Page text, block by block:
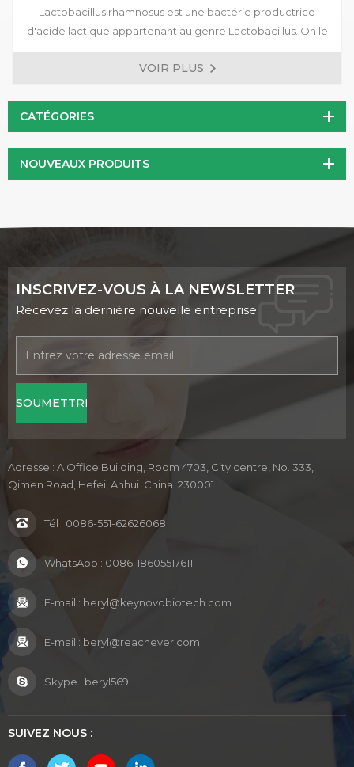
Lactobacillus rhamnosus est une bactérie productrice
d'acide lactique appartenant au genre Lactobacillus. On le
trouve naturellement dans le tractus gastro-intestinal humain
et fait partie du microbiote intestinal normal. L. rhamnosus
VOIR PLUS
CATÉGORIES
NOUVEAUX PRODUITS
INSCRIVEZ-VOUS À LA NEWSLETTER
Recevez la dernière nouvelle entreprise
Adresse : A Office Building, Room 4703, City centre, No. 333,
Qimen Road, Hefei, Anhui. China. 230001
Tél : 0086-551-62626068
WhatsApp : 0086-18605517611
E-mail : beryl@keynovobiotech.com
E-mail : beryl@reachever.com
Skype : beryl569
SUIVEZ NOUS :